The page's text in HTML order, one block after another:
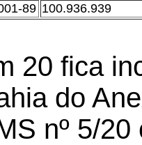
89 100.936.939
20 fica
do
nº 5/